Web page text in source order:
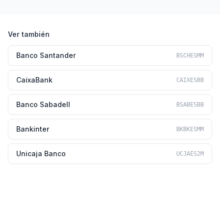
Ver también
Banco Santander BSCHESMM
CaixaBank CAIXESBB
Banco Sabadell BSABESBB
Bankinter BKBKESMM
Unicaja Banco UCJAES2M